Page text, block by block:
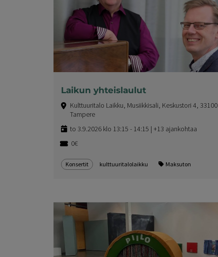
Laikun yhteislaulut
Kulttuuritalo Laikku, Musiikkisali, Keskustori 4, 33100
Tampere
to 3.9.2026 klo 13:15 - 14:15 | +13 ajankohtaa
0€
Konsertit kulttuuritalolaikku Maksuton